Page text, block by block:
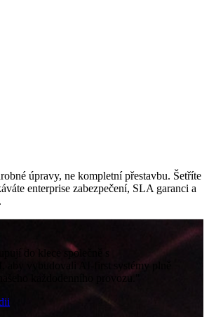
úpravy, ne kompletní přestavbu. Šetříte
enterprise zabezpečení, SLA garanci a
do klece společně s
aby vybudovali AI‑first systémy plně
každodenního provozu.